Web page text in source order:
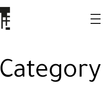
Category: